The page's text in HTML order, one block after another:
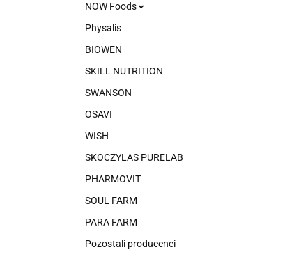
NOW Foods
Physalis
BIOWEN
SKILL NUTRITION
SWANSON
OSAVI
WISH
SKOCZYLAS PURELAB
PHARMOVIT
SOUL FARM
PARA FARM
Pozostali producenci